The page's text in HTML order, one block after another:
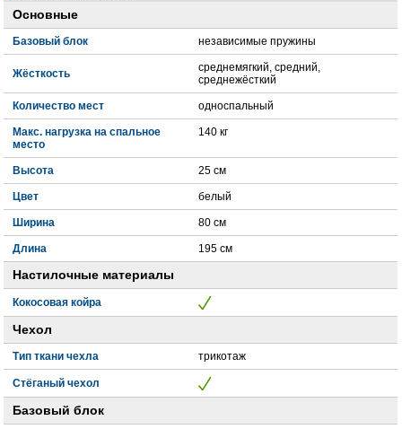
Основные
Базовый блок независимые пружины
Жёсткость
среднемягкий, средний,
среднежёсткий
Количество мест односпальный
Макс. нагрузка на спальное
место
140 кг
Высота 25 см
Цвет белый
Ширина 80 см
Длина 195 см
Настилочные материалы
Кокосовая койра
Чехол
Тип ткани чехла трикотаж
Стёганый чехол
Базовый блок